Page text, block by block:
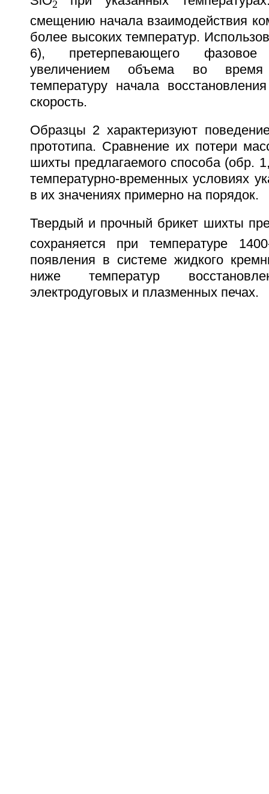
2
смещению начала взаимодействия
более высоких температур.
6), претерпевающего
увеличением объема во время
температуру начала
скорость.
Образцы 2 характеризуют
прототипа. Сравнение их потери
шихты предлагаемого способа (обр.
температурно-временных условиях
в их значениях примерно на порядок.
Твердый и прочный брикет шихты
сохраняется при температуре
появления в системе жидкого
ниже температур
электродуговых и плазменных печах.